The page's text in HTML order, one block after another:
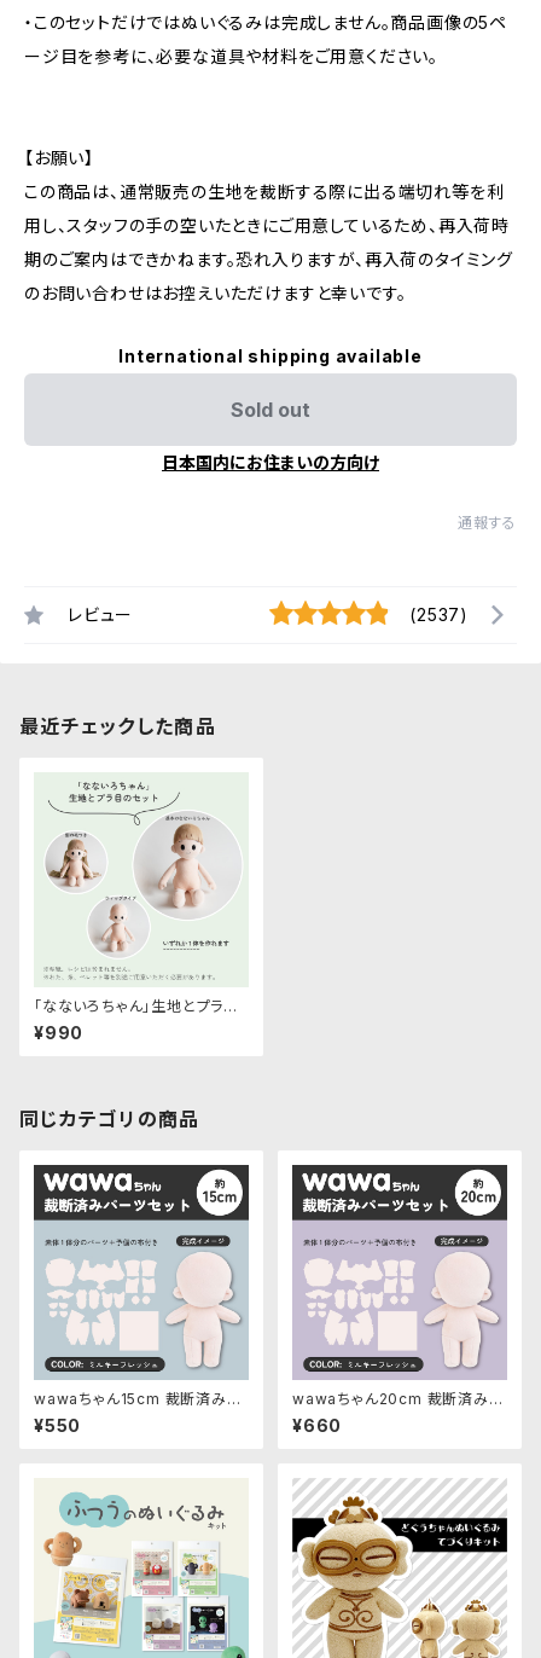
・このセットだけではぬいぐるみは完成しません。商品画像の5ペ
ージ目を参考に、必要な道具や材料をご用意ください。
【お願い】
この商品は、通常販売の生地を裁断する際に出る端切れ等を利
用し、スタッフの手の空いたときにご用意しているため、再入荷時
期のご案内はできかねます。恐れ入りますが、再入荷のタイミング
のお問い合わせはお控えいただけますと幸いです。
International shipping available
Sold out
日本国内にお住まいの方向け
通報する
レビュー (2537)
最近チェックした商品
「なないろちゃん」生地とプラ目
のセット
¥990
同じカテゴリの商品
wawaちゃん15cm 裁断済みパ
ーツセット
¥550
wawaちゃん20cm 裁断済みパ
ーツセット
¥660